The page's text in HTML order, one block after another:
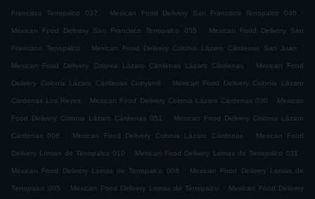
Francisco Tenopalco 037 . Mexican Food Delivery San Francisco Tenopalco 046 .
Mexican Food Delivery San Francisco Tenopalco 055 . Mexican Food Delivery San
Francisco Tenopalco . Mexican Food Delivery Colonia Lázaro Cárdenas San Juan .
Mexican Food Delivery Colonia Lázaro Cárdenas Lázaro Cárdenas . Mexican Food
Delivery Colonia Lázaro Cárdenas Cueyamil . Mexican Food Delivery Colonia Lázaro
Cárdenas Los Reyes . Mexican Food Delivery Colonia Lázaro Cárdenas 030 . Mexican
Food Delivery Colonia Lázaro Cárdenas 051 . Mexican Food Delivery Colonia Lázaro
Cárdenas 008 . Mexican Food Delivery Colonia Lázaro Cárdenas . Mexican Food
Delivery Lomas de Tenopalco 010 . Mexican Food Delivery Lomas de Tenopalco 011 .
Mexican Food Delivery Lomas de Tenopalco 008 . Mexican Food Delivery Lomas de
Tenopalco 005 . Mexican Food Delivery Lomas de Tenopalco . Mexican Food Delivery